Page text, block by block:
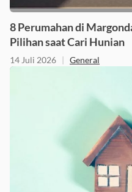
8 Perumahan di
Pilihan saat Cari Hunian
14 Juli 2026 | General